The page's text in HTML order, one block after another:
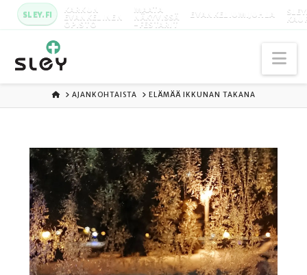
SLEY.FI KARKUN
EVANKELINEN
OPISTO
MAATA
NÄKYVISSÄ
-FESTARIT
EVANKELIUMIJUHLA
ETUSIVU
AJANKOHTAISTA ELÄMÄÄ IKKUNAN TAKANA